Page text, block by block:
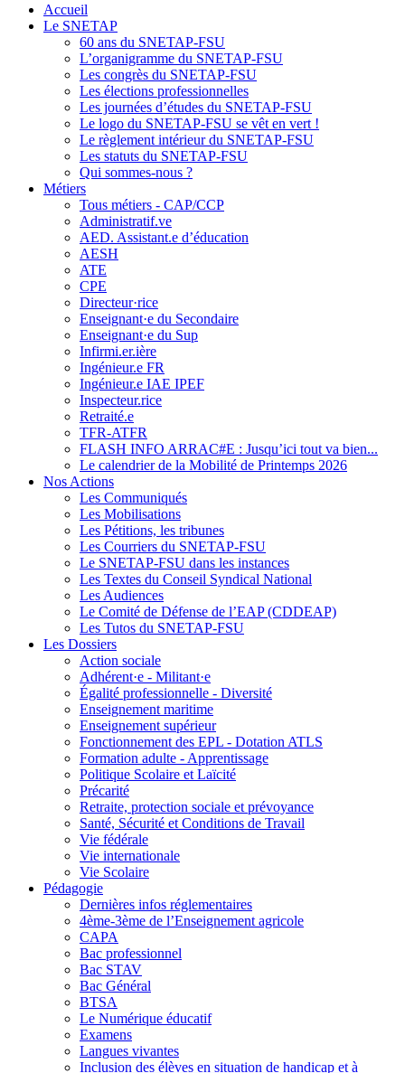
Accueil
Le SNETAP
60 ans du SNETAP-FSU
L’organigramme du SNETAP-FSU
Les congrès du SNETAP-FSU
Les élections professionnelles
Les journées d’études du SNETAP-FSU
Le logo du SNETAP-FSU se vêt en vert !
Le règlement intérieur du SNETAP-FSU
Les statuts du SNETAP-FSU
Qui sommes-nous ?
Métiers
Tous métiers - CAP/CCP
Administratif.ve
AED. Assistant.e d’éducation
AESH
ATE
CPE
Directeur·rice
Enseignant·e du Secondaire
Enseignant·e du Sup
Infirmi.er.ière
Ingénieur.e FR
Ingénieur.e IAE IPEF
Inspecteur.rice
Retraité.e
TFR-ATFR
FLASH INFO ARRAC#E : Jusqu’ici tout va bien...
Le calendrier de la Mobilité de Printemps 2026
Nos Actions
Les Communiqués
Les Mobilisations
Les Pétitions, les tribunes
Les Courriers du SNETAP-FSU
Le SNETAP-FSU dans les instances
Les Textes du Conseil Syndical National
Les Audiences
Le Comité de Défense de l’EAP (CDDEAP)
Les Tutos du SNETAP-FSU
Les Dossiers
Action sociale
Adhérent·e - Militant·e
Égalité professionnelle - Diversité
Enseignement maritime
Enseignement supérieur
Fonctionnement des EPL - Dotation ATLS
Formation adulte - Apprentissage
Politique Scolaire et Laïcité
Précarité
Retraite, protection sociale et prévoyance
Santé, Sécurité et Conditions de Travail
Vie fédérale
Vie internationale
Vie Scolaire
Pédagogie
Dernières infos réglementaires
4ème-3ème de l’Enseignement agricole
CAPA
Bac professionnel
Bac STAV
Bac Général
BTSA
Le Numérique éducatif
Examens
Langues vivantes
Inclusion des élèves en situation de handicap et à